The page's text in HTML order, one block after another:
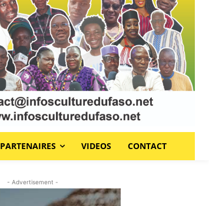
PARTENAIRES VIDEOS CONTACT
- Advertisement -